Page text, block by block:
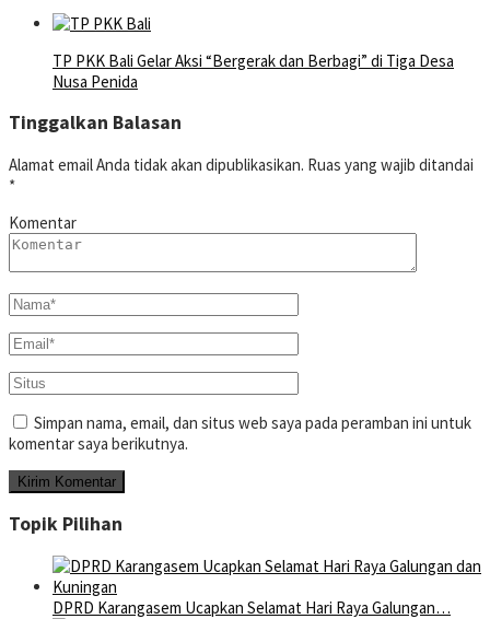
TP PKK Bali Gelar Aksi “Bergerak dan Berbagi” di Tiga Desa
Nusa Penida
Tinggalkan Balasan
Alamat email Anda tidak akan dipublikasikan. Ruas yang wajib ditandai
*
Komentar
Simpan nama, email, dan situs web saya pada peramban ini untuk
komentar saya berikutnya.
Topik Pilihan
DPRD Karangasem Ucapkan Selamat Hari Raya Galungan…